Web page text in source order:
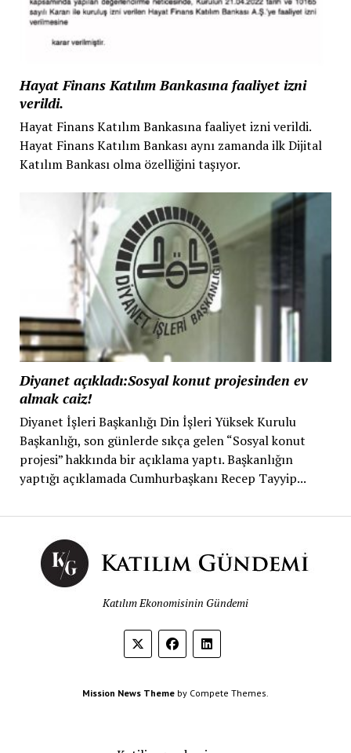
Hayat Finans Katılım Bankasına faaliyet izni
verildi.
Hayat Finans Katılım Bankasına faaliyet izni verildi.
Hayat Finans Katılım Bankası aynı zamanda ilk Dijital
Katılım Bankası olma özelliğini taşıyor.
Diyanet açıkladı:Sosyal konut projesinden ev
almak caiz!
Diyanet İşleri Başkanlığı Din İşleri Yüksek Kurulu
Başkanlığı, son günlerde sıkça gelen “Sosyal konut
projesi” hakkında bir açıklama yaptı. Başkanlığın
yaptığı açıklamada Cumhurbaşkanı Recep Tayyip...
Katılım Ekonomisinin Gündemi
Mission News Theme by Compete Themes.